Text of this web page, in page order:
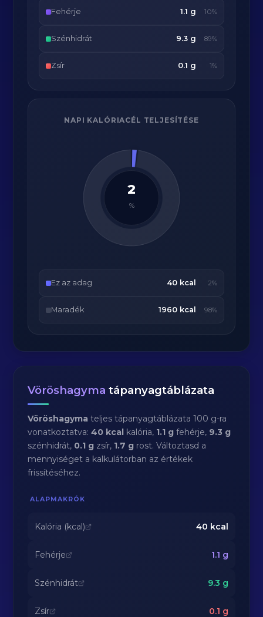
Fehérje 1.1 g 10%
Szénhidrát 9.3 g 89%
Zsír 0.1 g 1%
NAPI KALÓRIACÉL TELJESÍTÉSE
2
%
Ez az adag 40 kcal 2%
Maradék 1960 kcal 98%
Vöröshagyma tápanyagtáblázata
Vöröshagyma teljes tápanyagtáblázata 100 g-ra
vonatkoztatva:40 kcal kalória, 1.1 g fehérje, 9.3 g
szénhidrát, 0.1 g zsír, 1.7 g rost. Változtasd a
mennyiséget a kalkulátorban az értékek
frissítéséhez.
ALAPMAKRÓK
Kalória (kcal) 40 kcal
Fehérje 1.1 g
Szénhidrát 9.3 g
Zsír 0.1 g